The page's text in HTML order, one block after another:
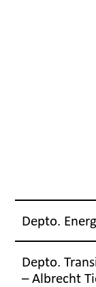
Depto.
Depto.
– Albrecht